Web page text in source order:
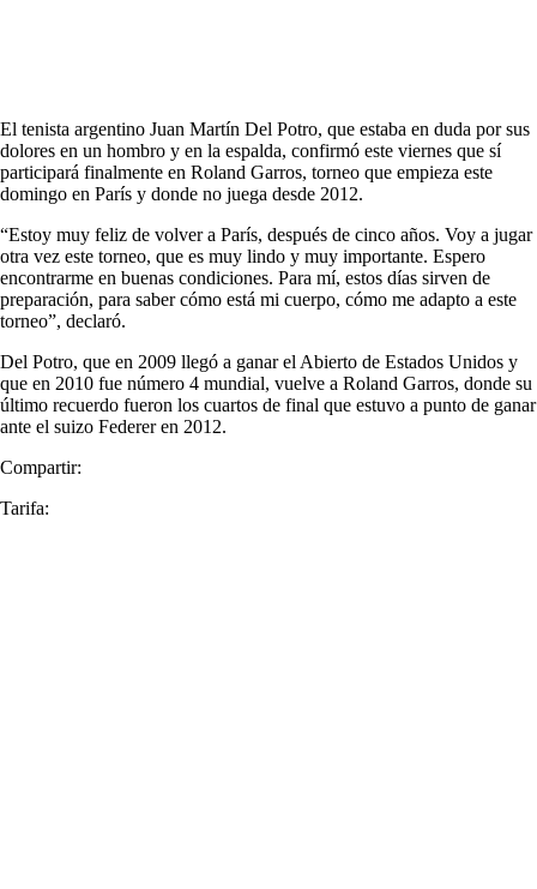
El tenista argentino Juan Martín Del Potro, que estaba en duda por sus
dolores en un hombro y en la espalda, confirmó este viernes que sí
participará finalmente en Roland Garros, torneo que empieza este
domingo en París y donde no juega desde 2012.
“Estoy muy feliz de volver a París, después de cinco años. Voy a jugar
otra vez este torneo, que es muy lindo y muy importante. Espero
encontrarme en buenas condiciones. Para mí, estos días sirven de
preparación, para saber cómo está mi cuerpo, cómo me adapto a este
torneo”, declaró.
Del Potro, que en 2009 llegó a ganar el Abierto de Estados Unidos y
que en 2010 fue número 4 mundial, vuelve a Roland Garros, donde su
último recuerdo fueron los cuartos de final que estuvo a punto de ganar
ante el suizo Federer en 2012.
Compartir:
Tarifa: